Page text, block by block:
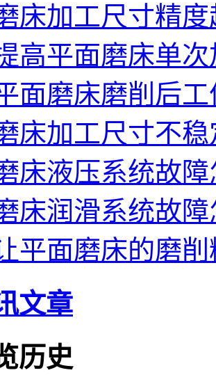
床加工尺寸精
高平面磨床单
面磨床磨削后
床加工尺寸不
床液压系统故
床润滑系统故
平面磨床的磨
文章
历史